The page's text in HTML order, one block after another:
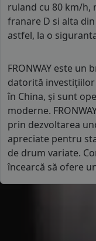
ruland cu 80 km/h,
franare D si alta
astfel, la o
FRONWAY este
datorită investițiilor
în China, și sunt
moderne.
prin dezvoltarea
apreciate pentru
de drum variate.
încearcă să ofere